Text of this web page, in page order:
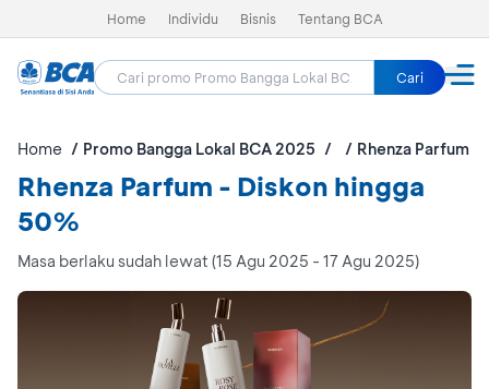
Home Individu Bisnis Tentang BCA
Cari
Home Promo Bangga Lokal BCA 2025 Rhenza Parfum
Rhenza Parfum - Diskon hingga
50%
Masa berlaku sudah lewat (15 Agu 2025 - 17 Agu 2025)